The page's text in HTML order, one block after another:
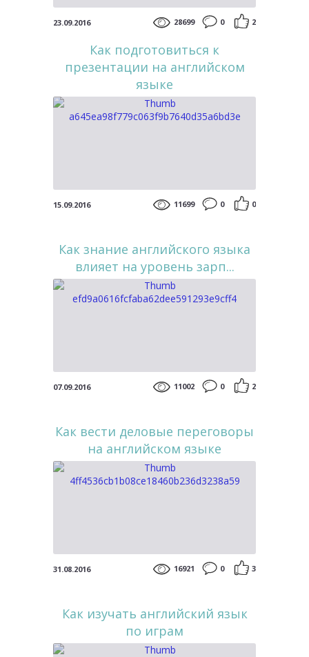
23.09.2016 28699 0 2
Как подготовиться к
презентации на английском
языке
15.09.2016 11699 0 0
Как знание английского языка
влияет на уровень зарп...
07.09.2016 11002 0 2
Как вести деловые переговоры
на английском языке
31.08.2016 16921 0 3
Как изучать английский язык
по играм